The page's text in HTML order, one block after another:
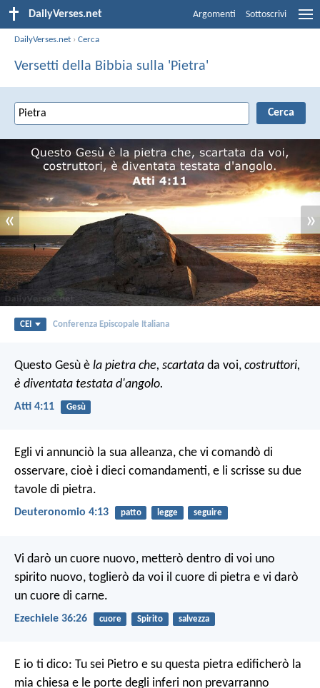
DailyVerses.net Argomenti Sottoscrivi
DailyVerses.net ›Cerca
Versetti della Bibbia sulla 'Pietra'
« »
CEI Conferenza Episcopale Italiana
Questo Gesù è la pietra che, scartata da voi, costruttori,
è diventata testata d'angolo.
Atti 4:11 Gesù
Egli vi annunciò la sua alleanza, che vi comandò di
osservare, cioè i dieci comandamenti, e li scrisse su due
tavole di pietra.
Deuteronomio 4:13 patto legge seguire
Vi darò un cuore nuovo, metterò dentro di voi uno
spirito nuovo, toglierò da voi il cuore di pietra e vi darò
un cuore di carne.
Ezechiele 36:26 cuore Spirito salvezza
E io ti dico: Tu sei Pietro e su questa pietra edificherò la
mia chiesa e le porte degli inferi non prevarranno